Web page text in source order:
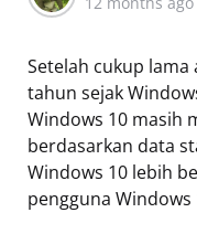
Setelah cukup
tahun sejak
Windows 10 masih
berdasarkan data
Windows 10 lebih
pengguna Windows